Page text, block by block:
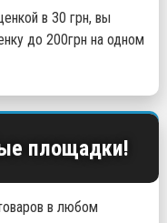
в 30 грн, вы
до 200грн на одном
площадки!
в любом